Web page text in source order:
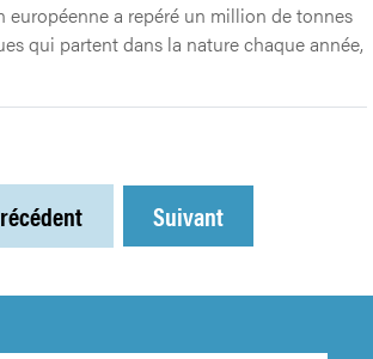
européenne a repéré un million de tonnes
qui partent dans la nature chaque année,
Suivant